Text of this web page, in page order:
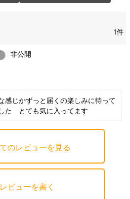
1
非公開
感じかずっと届くの楽しみに待って
た　とても気に入ってます
のレビューを見る
レビューを書く